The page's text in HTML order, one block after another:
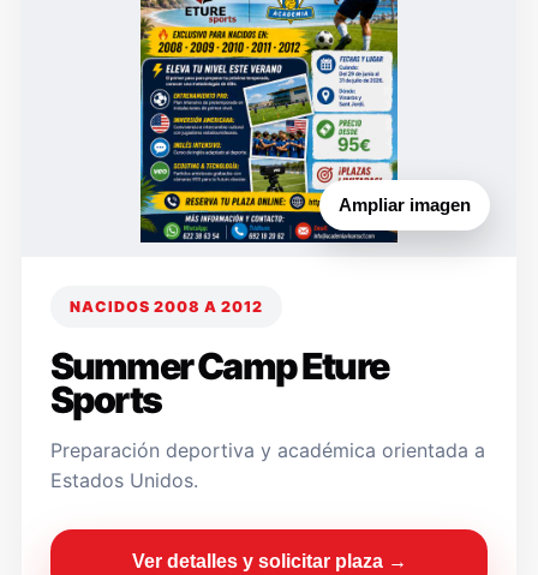
Ampliar imagen
NACIDOS 2008 A 2012
Summer Camp Eture
Sports
Preparación deportiva y académica orientada a
Estados Unidos.
Ver detalles y solicitar plaza →